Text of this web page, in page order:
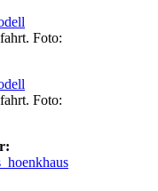
Foto:
Foto: